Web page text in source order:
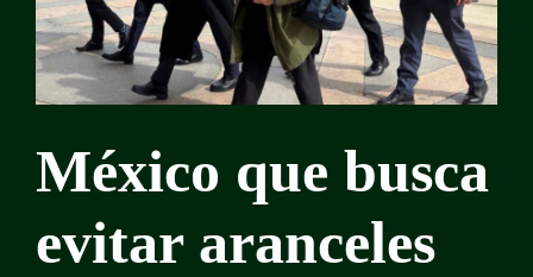
México que busca
evitar aranceles